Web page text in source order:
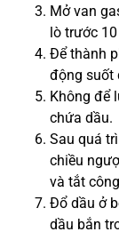
Mở van
lò trước
Để thành
động suốt
Không để
chứa dầu.
Sau quá
chiều
và tắt
Đổ dầu ở
dầu bắn